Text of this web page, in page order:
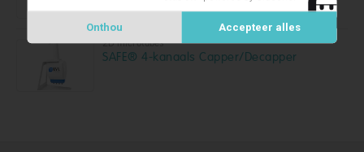
2D microtubes
SAFE® 4-kanaals Capper/Decapper
Onthou Accepteer alles